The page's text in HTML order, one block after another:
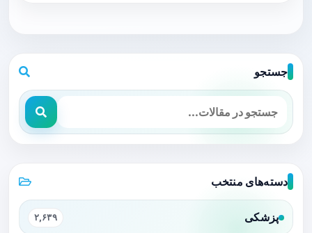
جستجو
دسته‌های منتخب
پزشکی ۲,۶۳۹